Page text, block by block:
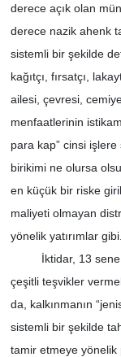
derece açık olan
derece nazik ahenk
sistemli bir şekilde
kağıtçı, fırsatçı,
ailesi, çevresi,
menfaatlerinin
para kap” cinsi
birikimi ne olursa
en küçük bir riske
maliyeti olmayan
yönelik yatırımlar gibi.
İktidar, 13
çeşitli teşvikler
da, kalkınmanın
sistemli bir şekilde
tamir etmeye yönelik